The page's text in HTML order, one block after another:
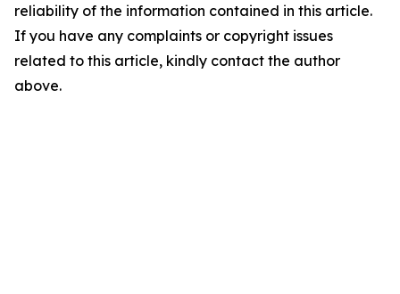
reliability of the information contained in this article.
If you have any complaints or copyright issues
related to this article, kindly contact the author
above.